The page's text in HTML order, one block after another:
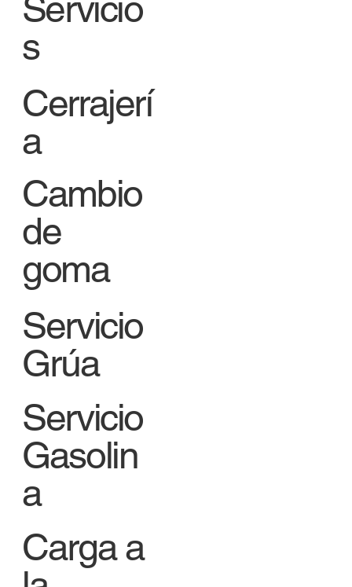
s
Cerrajerí
a
Cambio
de
goma
Servicio
Grúa
Servicio
Gasolin
a
Carga a